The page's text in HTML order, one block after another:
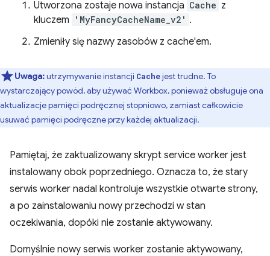
Utworzona zostaje nowa instancja Cache z
kluczem
'MyFancyCacheName_v2' .
Zmieniły się nazwy zasobów z cache'em.
Uwaga:utrzymywanie instancji Cachejest trudne. To
wystarczający powód, aby używać Workbox, ponieważ obsługuje ona
aktualizacje pamięci podręcznej stopniowo, zamiast całkowicie
usuwać pamięci podręczne przy każdej aktualizacji.
Pamiętaj, że zaktualizowany skrypt service worker jest
instalowany obok poprzedniego. Oznacza to, że stary
serwis worker nadal kontroluje wszystkie otwarte strony,
a po zainstalowaniu nowy przechodzi w stan
oczekiwania, dopóki nie zostanie aktywowany.
Domyślnie nowy serwis worker zostanie aktywowany,